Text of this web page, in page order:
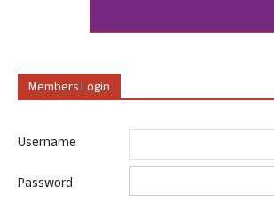
Members Login
Username
Password